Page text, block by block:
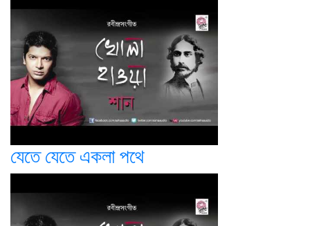
যেতে যেতে একলা পথে